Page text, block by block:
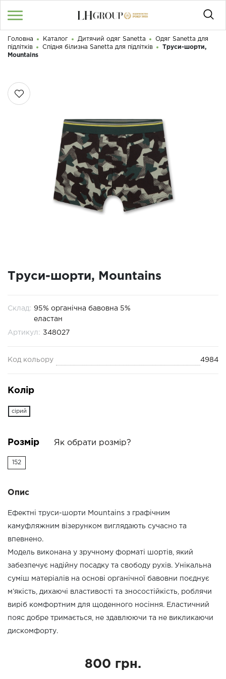
UA|RU
КАТАЛОГ
050 187 33 33
Графік роботи з 9:00 до 21:00
Доброго дня! Що Ви шукаєте?
Головна Каталог Дитячий одяг Sanetta
Одяг Sanetta для
підлітків
Спідня білизна Sanetta для підлітків
Труси-шорти,
Mountains
Труси-шорти, Mountains
Склад: 95% органічна бавовна 5%
еластан
Артикул: 348027
Код кольору 4984
Колір
сірий
Розмір Як обрати розмір?
152
Опис
Ефектні труси-шорти Mountains з графічним
камуфляжним візерунком виглядають сучасно та
впевнено.
Модель виконана у зручному форматі шортів, який
забезпечує надійну посадку та свободу рухів. Унікальна
суміш матеріалів на основі органічної бавовни поєднує
м’якість, дихаючі властивості та зносостійкість, роблячи
виріб комфортним для щоденного носіння. Еластичний
пояс добре тримається, не здавлюючи та не викликаючи
дискомфорту.
800 грн.